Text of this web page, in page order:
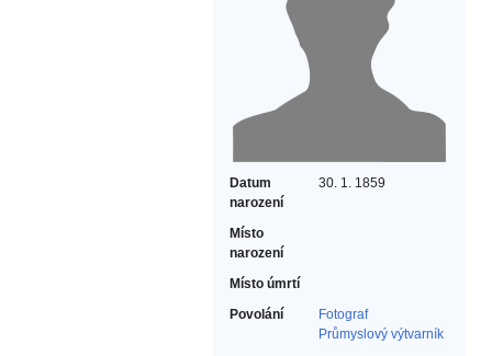
Datum
narození
30. 1. 1859
Místo
narození
Místo úmrtí
Povolání
Fotograf‎
Průmyslový výtvarník‎